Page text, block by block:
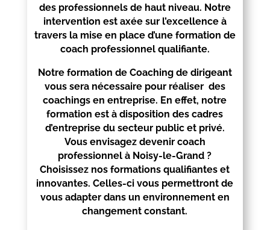
des professionnels de haut niveau. Notre
intervention est axée sur l’excellence à
travers la mise en place d’une formation de
coach professionnel qualifiante.
Notre formation de Coaching de dirigeant
vous sera nécessaire pour réaliser des
coachings en entreprise. En effet, notre
formation est à disposition des cadres
d’entreprise du secteur public et privé.
Vous envisagez devenir coach
professionnel à Noisy-le-Grand ?
Choisissez nos formations qualifiantes et
innovantes. Celles-ci vous permettront de
vous adapter dans un environnement en
changement constant.